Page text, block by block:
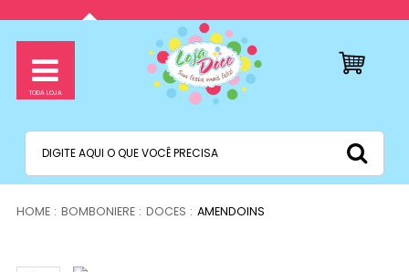
BOMBONIERE DOCES AMENDOINS